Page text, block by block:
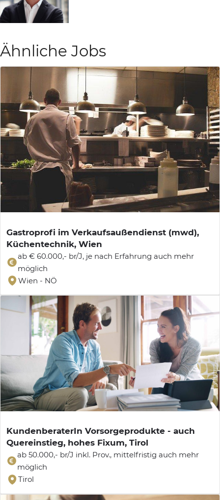
Ähnliche Jobs
Gastroprofi im Verkaufsaußendienst (mwd),
Küchentechnik, Wien
ab € 60.000,- br/J, je nach Erfahrung auch mehr
möglich
Wien - NÖ
KundenberaterIn Vorsorgeprodukte - auch
Quereinstieg, hohes Fixum, Tirol
ab 50.000,- br/J inkl. Prov., mittelfristig auch mehr
möglich
Tirol